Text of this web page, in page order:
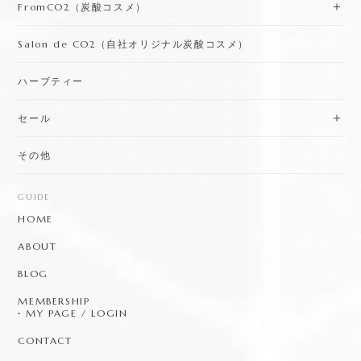
FromCO2（炭酸コスメ）
Salon de CO2（自社オリジナル炭酸コスメ）
ハーブティー
セール
その他
GUIDE
HOME
ABOUT
BLOG
MEMBERSHIP
MY PAGE / LOGIN
CONTACT